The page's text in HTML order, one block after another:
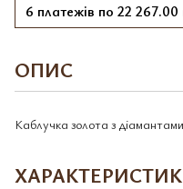
6 платежів по 22 267.00
ОПИС
Каблучка золота з